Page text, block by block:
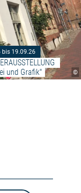
©
bis 19.09.26
und Grafik"